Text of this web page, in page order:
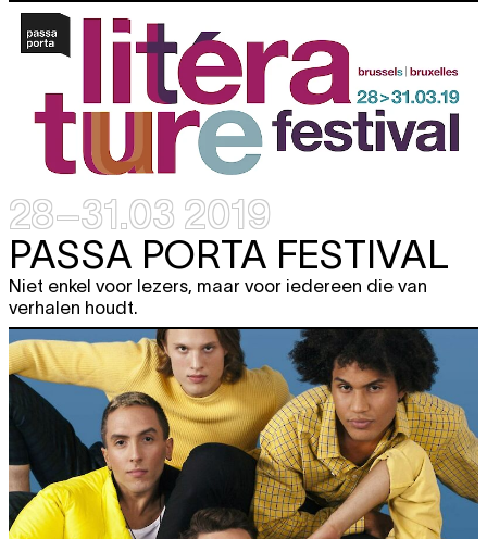
28–31.03 2019
PASSA PORTA FESTIVAL
Niet enkel voor lezers, maar voor iedereen die van
verhalen houdt.